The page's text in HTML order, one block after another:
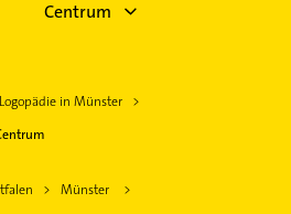
Centrum
Logopädie in Münster
Münster